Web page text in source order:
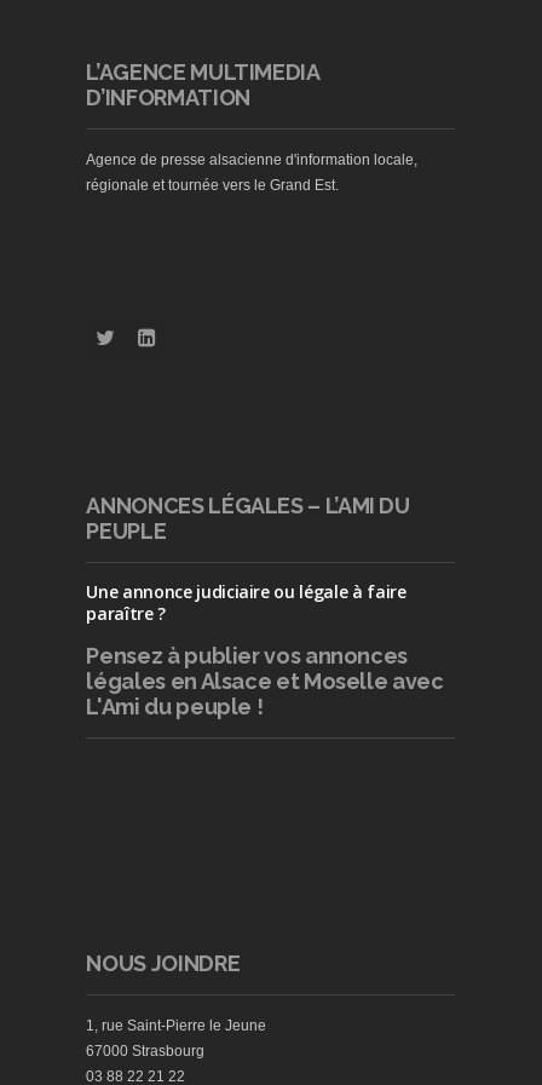
L’AGENCE MULTIMEDIA
D’INFORMATION
Agence de presse alsacienne d'information locale,
régionale et tournée vers le Grand Est.
ANNONCES LÉGALES – L’AMI DU
PEUPLE
Une annonce judiciaire ou légale à faire
paraître ?
Pensez à publiervos annonces
légales en Alsace et Moselle avec
L'Ami du peuple !
NOUS JOINDRE
1, rue Saint-Pierre le Jeune
67000 Strasbourg
03 88 22 21 22